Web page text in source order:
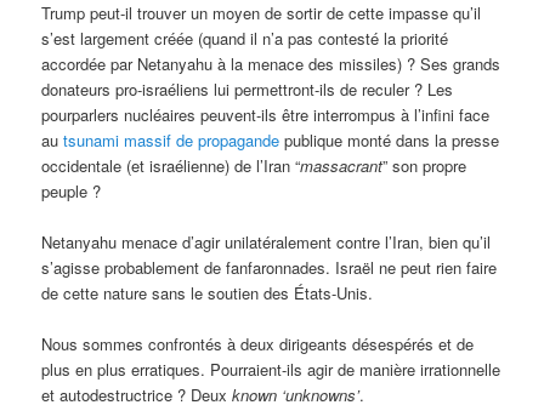
Trump peut-il trouver un moyen de sortir de cette impasse qu’il
s’est largement créée (quand il n’a pas contesté la priorité
accordée par Netanyahu à la menace des missiles) ? Ses grands
donateurs pro-israéliens lui permettront-ils de reculer ? Les
pourparlers nucléaires peuvent-ils être interrompus à l’infini face
autsunami massif de propagande publique monté dans la presse
occidentale (et israélienne) de l’Iran “massacrant” son propre
peuple ?
Netanyahu menace d’agir unilatéralement contre l’Iran, bien qu’il
s’agisse probablement de fanfaronnades. Israël ne peut rien faire
de cette nature sans le soutien des États-Unis.
Nous sommes confrontés à deux dirigeants désespérés et de
plus en plus erratiques. Pourraient-ils agir de manière irrationnelle
et autodestructrice ? Deuxknown ‘unknowns’.